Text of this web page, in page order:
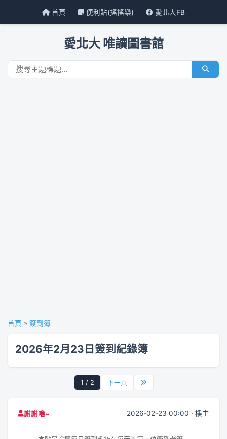
首頁 便利貼(搖搖樂) 愛北大FB
愛北大 唯讀圖書館
首頁 » 簽到簿
2026年2月23日簽到紀錄簿
1 / 2 下一頁
謝謝嚕~ 2026-02-23 00:00 · 樓主